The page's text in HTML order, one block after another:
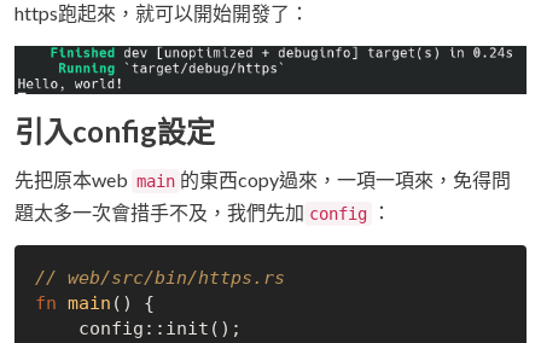
https跑起來，就可以開始開發了：
引入config設定
先把原本web main 的東西copy過來，一項一項來，免得問
題太多一次會措手不及，我們先加 config ：
// web/src/bin/https.rs
fn main () {